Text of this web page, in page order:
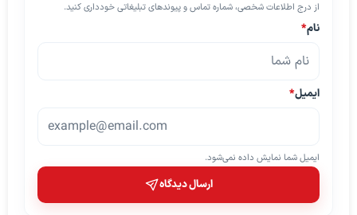
از درج اطلاعات شخصی، شماره تماس و پیوندهای تبلیغاتی خودداری کنید.
نام*
ایمیل*
ایمیل شما نمایش داده نمی‌شود.
ارسال دیدگاه